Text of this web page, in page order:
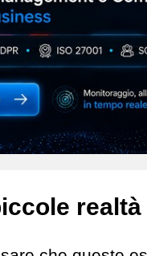
realtà